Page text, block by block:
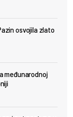
osvojila zlato
međunarodnoj